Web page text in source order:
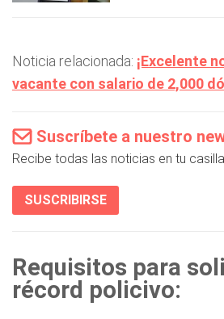
Noticia relacionada: ¡Excelente
vacante con salario de 2,000
Suscríbete a nuestro
Recibe todas las noticias en tu
SUSCRIBIRSE
Requisitos para
récord policivo: